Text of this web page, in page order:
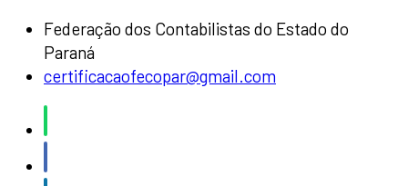
Federação dos Contabilistas do Estado do
Paraná
certificacaofecopar@gmail.com